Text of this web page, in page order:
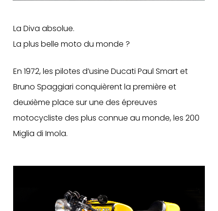
La Diva absolue.
La plus belle moto du monde ?
En 1972, les pilotes d’usine Ducati Paul Smart et
Bruno Spaggiari conquièrent la première et
deuxième place sur une des épreuves
motocycliste des plus connue au monde, les 200
Miglia di Imola.